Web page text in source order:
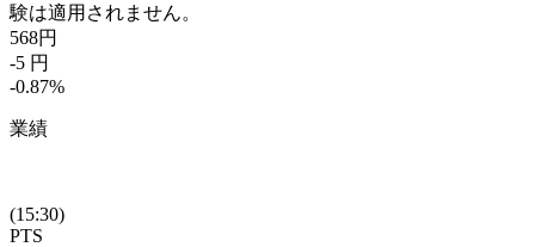
験は適用されません。
568円
-5 円
-0.87%
業績
(15:30)
PTS